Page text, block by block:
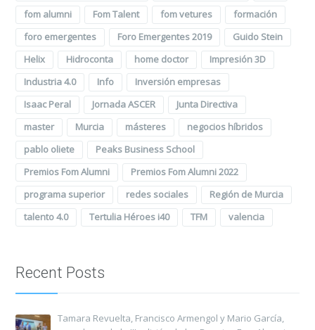
fom alumni
Fom Talent fom vetures
formación
foro emergentes
Foro Emergentes 2019
Guido Stein
Helix
Hidroconta home doctor
Impresión 3D
Industria 4.0
Info
Inversión empresas
Isaac Peral
Jornada ASCER
Junta Directiva
master
Murcia másteres
negocios híbridos
pablo oliete
Peaks Business School
Premios Fom Alumni
Premios Fom Alumni 2022
programa superior
redes sociales
Región de Murcia
talento 4.0
Tertulia Héroes i40 TFM valencia
Recent Posts
Tamara Revuelta, Francisco Armengol y Mario García,